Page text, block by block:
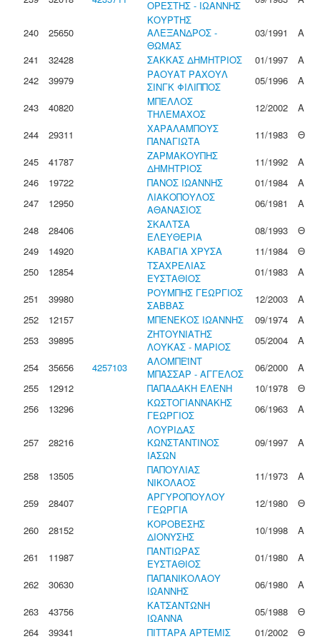
ΟΡΕΣΤΗΣ - ΙΩΑΝΝΗΣ
240 25650
ΚΟΥΡΤΗΣ
ΑΛΕΞΑΝΔΡΟΣ -
ΘΩΜΑΣ
03/1991
Α
241
32428 ΣΑΚΚΑΣ ΔΗΜΗΤΡΙΟΣ 01/1997
Α
242
39979
ΡΑΟΥΑΤ ΡΑΧΟΥΛ
ΣΙΝΓΚ ΦΙΛΙΠΠΟΣ
05/1996
Α
243
40820
ΜΠΕΛΛΟΣ
ΤΗΛΕΜΑΧΟΣ
12/2002
Α
244
29311
ΧΑΡΑΛΑΜΠΟΥΣ
ΠΑΝΑΓΙΩΤΑ
11/1983
Θ
245
41787
ΖΑΡΜΑΚΟΥΠΗΣ
ΔΗΜΗΤΡΙΟΣ
11/1992
Α
246
19722 ΠΑΝΟΣ ΙΩΑΝΝΗΣ 01/1984
Α
247
12950
ΛΙΑΚΟΠΟΥΛΟΣ
ΑΘΑΝΑΣΙΟΣ
06/1981
Α
248
28406
ΣΚΑΛΤΣΑ
ΕΛΕΥΘΕΡΙΑ
08/1993
Θ
249
14920 ΚΑΒΑΓΙΑ ΧΡΥΣΑ 11/1984
Θ
250
12854
ΤΣΑΧΡΕΛΙΑΣ
ΕΥΣΤΑΘΙΟΣ
01/1983
Α
251
39980
ΡΟΥΜΠΗΣ ΓΕΩΡΓΙΟΣ
ΣΑΒΒΑΣ
12/2003
Α
252
12157 ΜΠΕΝΕΚΟΣ ΙΩΑΝΝΗΣ 09/1974
Α
253
39895
ΖΗΤΟΥΝΙΑΤΗΣ
ΛΟΥΚΑΣ - ΜΑΡΙΟΣ
05/2004
Α
254
35656 4257103
ΑΛΟΜΠΕΪΝΤ
ΜΠΑΣΣΑΡ - ΑΓΓΕΛΟΣ
06/2000
Α
255
12912 ΠΑΠΑΔΑΚΗ ΕΛΕΝΗ 10/1978
Θ
256
13296
ΚΩΣΤΟΓΙΑΝΝΑΚΗΣ
ΓΕΩΡΓΙΟΣ
06/1963 Α
257 28216
ΛΟΥΡΙΔΑΣ
ΚΩΝΣΤΑΝΤΙΝΟΣ
ΙΑΣΩΝ
09/1997 Α
258 13505
ΠΑΠΟΥΛΙΑΣ
ΝΙΚΟΛΑΟΣ
11/1973
Α
259
28407
ΑΡΓΥΡΟΠΟΥΛΟΥ
ΓΕΩΡΓΙΑ
12/1980
Θ
260
28152
ΚΟΡΟΒΕΣΗΣ
ΔΙΟΝΥΣΗΣ
10/1998
Α
261
11987
ΠΑΝΤΙΩΡΑΣ
ΕΥΣΤΑΘΙΟΣ
01/1980
Α
262
30630
ΠΑΠΑΝΙΚΟΛΑΟΥ
ΙΩΑΝΝΗΣ
06/1980
Α
263
43756
ΚΑΤΣΑΝΤΩΝΗ
ΙΩΑΝΝΑ
05/1988
Θ
264
39341 ΠΙΤΤΑΡΑ ΑΡΤΕΜΙΣ 01/2002
Θ